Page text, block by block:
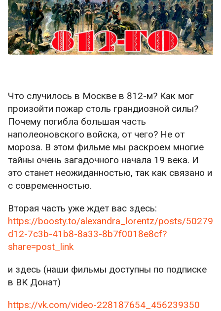
Что случилось в Москве в 812-м? Как мог
произойти пожар столь грандиозной силы?
Почему погибла большая часть
наполеоновского войска, от чего? Не от
мороза. В этом фильме мы раскроем многие
тайны очень загадочного начала 19 века. И
это станет неожиданностью, так как связано и
с современностью.
Вторая часть уже ждет вас здесь:
https://boosty.to/alexandra_lorentz/posts/50279
d12-7c3b-41b8-8a33-8b7f0018e8cf?
share=post_link
и здесь (наши фильмы доступны по подписке
в ВК Донат)
https://vk.com/video-228187654_456239350